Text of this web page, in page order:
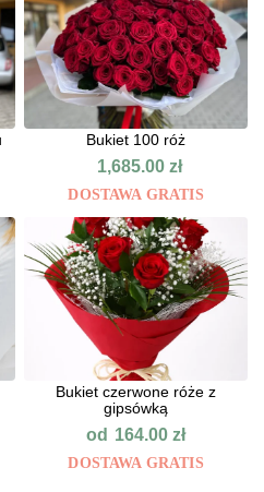
Bukiet 100 róż
1,685.00 zł
DOSTAWA GRATIS
Bukiet czerwone róże z
gipsówką
od 164.00zł
DOSTAWA GRATIS